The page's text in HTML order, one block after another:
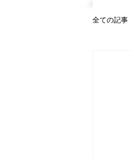
全ての記事